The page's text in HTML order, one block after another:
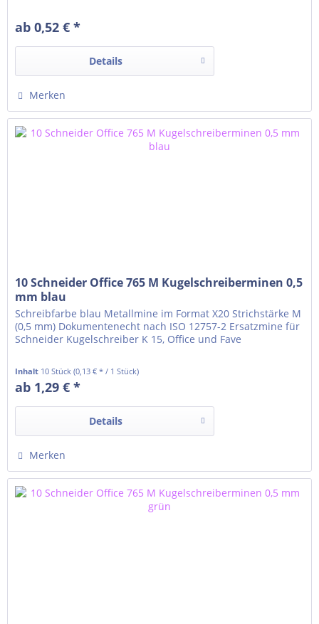
sauberes Schriftbild Universelle...
ab 0,52 € *
Details
Merken
10 Schneider Office 765 M Kugelschreiberminen 0,5
mm blau
Schreibfarbe blau Metallmine im Format X20 Strichstärke M
(0,5 mm) Dokumentenecht nach ISO 12757-2 Ersatzmine für
Schneider Kugelschreiber K 15, Office und Fave
Inhalt 10 Stück(0,13 € * / 1 Stück)
ab 1,29 € *
Details
Merken